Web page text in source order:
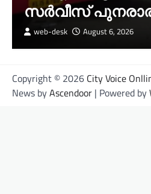
സര്‍വീസ്
web-desk August 6, 2026
Copyright © 2026 City Voice
News byAscendoor | Powered by